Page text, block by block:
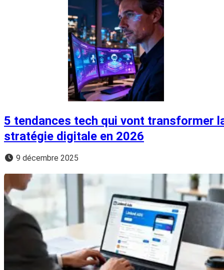
5 tendances tech qui vont transformer
stratégie digitale en 2026
9 décembre 2025